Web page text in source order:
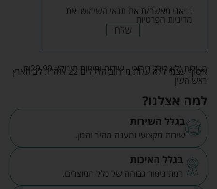
אני מאשר/ת את תנאי השימוש ואת
מדיניות הפרטיות
שלח
משלוח (לא כולל ריהוט - שידות ומיטות תינוק): ₪29.99
איסוף עצמי ללא עלות מרחוב הדקלים 22 אזה"ת לב הארץ
ראש העין
למה אצלנו?
בגלל השירות
שירות מקצועי ומענה מהיר והגון.
בגלל האיכות
רמת גימור גבוהה של כלל המוצרים.